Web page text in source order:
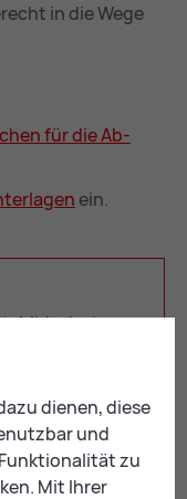
in die Wege
für die Ab­
ein.
dienen, diese
und
zu
Mit Ihrer